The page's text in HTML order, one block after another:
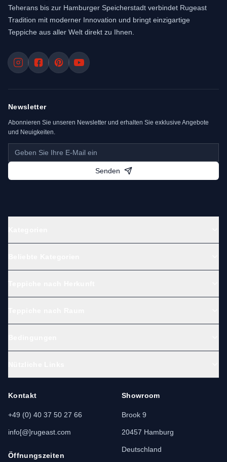
Teherans bis zur Hamburger Speicherstadt verbindet Rugeast
Tradition mit moderner Innovation und bringt einzigartige
Teppiche aus aller Welt direkt zu Ihnen.
Newsletter
Abonnieren Sie unseren Newsletter und erhalten Sie exklusive Angebote
und Neuigkeiten.
Senden
Kontakt
+49 (0) 40 37 50 27 66
info[@]rugeast.com
Öffnungszeiten
Showroom
Brook 9
20457 Hamburg
Deutschland